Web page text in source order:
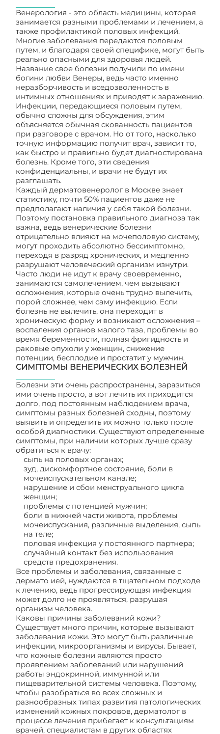
Венерология - это область медицины, которая
занимается разными проблемами и лечением, а
также профилактикой половых инфекций.
Многие заболевания передаются половым
путем, и благодаря своей специфике, могут быть
реально опасными для здоровья людей.
Название свое болезни получили по имени
богини любви Венеры, ведь часто именно
неразборчивость и вседозволенность в
интимных отношениях и приводят к заражению.
Инфекции, передающиеся половым путем,
обычно сложны для обсуждения, этим
объясняется обычная скованность пациентов
при разговоре с врачом. Но от того, насколько
точную информацию получит врач, зависит то,
как быстро и правильно будет диагностирована
болезнь. Кроме того, эти сведения
конфиденциальны, и врачи не будут их
разглашать.
Каждый дерматовенеролог в Москве знает
статистику, почти 50% пациентов даже не
предполагают наличия у себя такой болезни.
Поэтому постановка правильного диагноза так
важна, ведь венерические болезни
отрицательно влияют на мочеполовую систему,
могут проходить абсолютно бессимптомно,
переходя в разряд хронических, и медленно
разрушают человеческий организм изнутри.
Часто люди не идут к врачу своевременно,
занимаются самолечением, чем вызывают
осложнения, которые очень трудно вылечить,
порой сложнее, чем саму инфекцию. Если
болезнь не вылечить, она переходит в
хроническую форму и возникают осложнения –
воспаления органов малого таза, проблемы во
время беременности, полная фригидность и
раковые опухоли у женщин, снижение
потенции, бесплодие и простатит у мужчин.
СИМПТОМЫ ВЕНЕРИЧЕСКИХ БОЛЕЗНЕЙ
Болезни эти очень распространены, заразиться
ими очень просто, а вот лечить их приходится
долго, под постоянным наблюдением врача,
симптомы разных болезней сходны, поэтому
выявить и определить их можно только после
особой диагностики. Существуют определенные
симптомы, при наличии которых лучше сразу
обратиться к врачу:
сыпь на половых органах;
зуд, дискомфортное состояние, боли в
мочеиспускательном канале;
нарушение и сбои менструального цикла
женщин;
проблемы с потенцией мужчин;
боли в нижней части живота, проблемы
мочеиспускания, различные выделения, сыпь
на теле;
половая инфекция у постоянного партнера;
случайный контакт без использования
средств предохранения.
Все проблемы и заболевания, связанные с
дермато ией, нуждаются в тщательном подходе
к лечению, ведь прогрессирующая инфекция
может долго не проявляться, разрушая
организм человека.
Каковы причины заболеваний кожи?
Существует много причин, которые вызывают
заболевания кожи. Это могут быть различные
инфекции, микроорганизмы и вирусы. Бывает,
что кожные болезни являются просто
проявлением заболеваний или нарушений
работы эндокринной, иммунной или
пищеварительной системы человека. Поэтому,
чтобы разобраться во всех сложных и
разнообразных типах развития патологических
изменений кожных покровов, дерматолог в
процессе лечения прибегает к консультациям
врачей, специалистам в других областях